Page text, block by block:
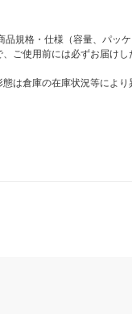
規格・仕様（容量、パッ
ご使用前には必ずお届け
は倉庫の在庫状況等によ